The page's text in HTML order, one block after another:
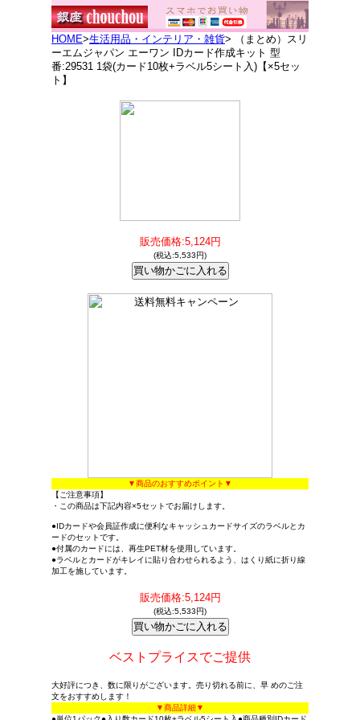
HOME>生活用品・インテリア・雑貨> （まとめ）スリ
ーエムジャパン エーワン IDカード作成キット 型
番:29531 1袋(カード10枚+ラベル5シート入)【×5セッ
ト】
販売価格:5,124円
(税込:5,533円)
▼商品のおすすめポイント▼
【ご注意事項】
・この商品は下記内容×5セットでお届けします。
●IDカードや会員証作成に便利なキャッシュカードサイズのラベルとカ
ードのセットです。
●付属のカードには、再生PET材を使用しています。
●ラベルとカードがキレイに貼り合わせられるよう、はくり紙に折り線
加工を施しています。
販売価格:5,124円
(税込:5,533円)
ベストプライスでご提供
大好評につき、数に限りがございます。売り切れる前に、早 めのご注
文をおすすめします！
▼商品詳細▼